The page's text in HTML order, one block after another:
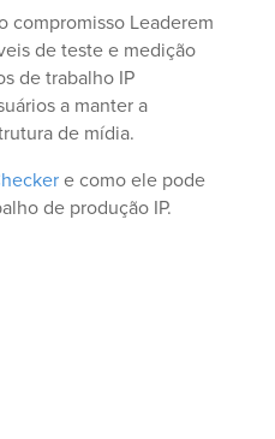
compromisso Leaderem
de teste e medição
de trabalho IP
a manter a
de mídia.
e como ele pode
de produção IP.